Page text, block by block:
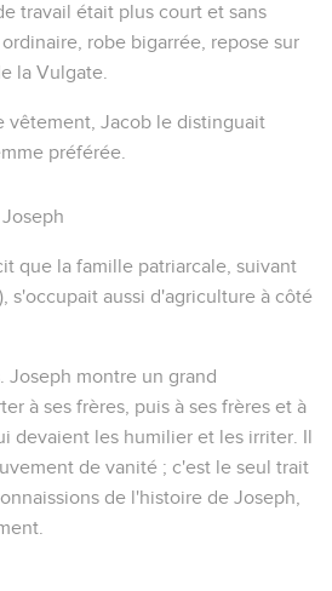
travail était plus court et sans
robe bigarrée , repose sur
la Vulgate.
vêtement, Jacob le distinguait
préférée.
que la famille patriarcale, suivant
), s'occupait aussi d'agriculture à côté
. Joseph montre un grand
à ses frères, puis à ses frères et à
devaient les humilier et les irriter. Il
de vanité ; c'est le seul trait
de l'histoire de Joseph,